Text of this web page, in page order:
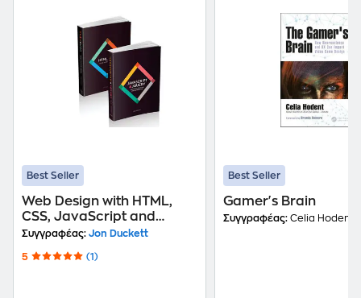
Best Seller
Web Design with HTML,
CSS, JavaScript and
jQuery Set
Συγγραφέας: Jon Duckett
5 (1)
Best Seller
Gamer's Brain
Συγγραφέας: Celia Hodent